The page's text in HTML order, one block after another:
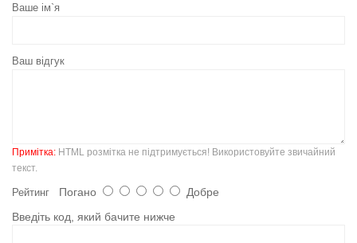
Ваше ім`я
Ваш відгук
Примітка: HTML розмітка не підтримується! Використовуйте звичайний
текст.
Рейтинг Погано
Добре
Введіть код, який бачите нижче